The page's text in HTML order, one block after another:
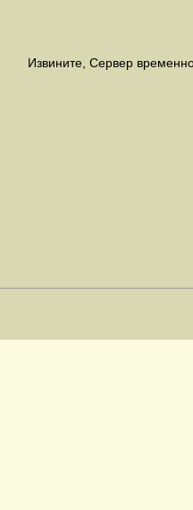
Извините, Сервер